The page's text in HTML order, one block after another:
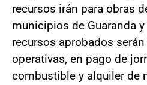
recursos irán para obras
municipios de Guaranda
recursos aprobados
operativas, en pago de
combustible y alquiler de